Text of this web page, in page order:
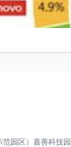
园区）嘉善科技